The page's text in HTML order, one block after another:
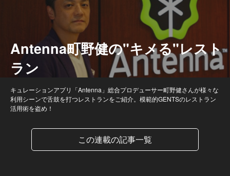
Antenna町野健の"キメる"レスト
ラン
キュレーションアプリ「Antenna」総合プロデューサー町野健さんが様々な
利用シーンで舌鼓を打つレストランをご紹介。模範的GENTSのレストラン
活用術を盗め！
この連載の記事一覧